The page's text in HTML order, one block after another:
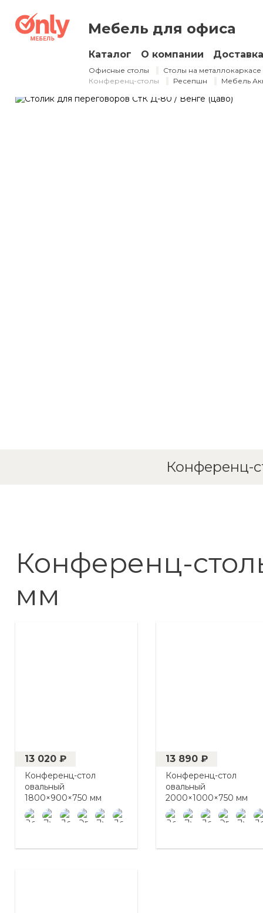
Мебель для офиса
Каталог О компании Доставка
Офисные столы
Столы на металлокаркасе
Конференц-столы
Ресепшн Мебель
Столик для
800×800×750 мм
Конференц-
Конференц-
мм
13 020 ₽
Конференц-стол
овальный
1800×900×750 мм
13 890 ₽
Конференц-стол
овальный
2000×1000×750 мм